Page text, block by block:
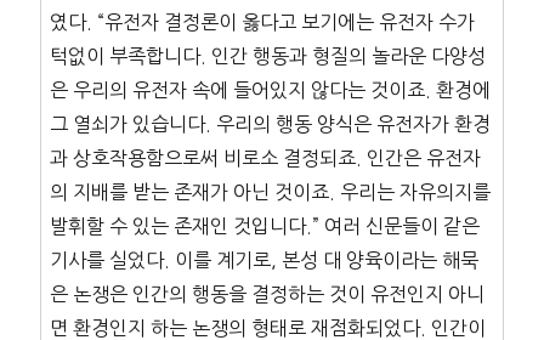
였다. “유전자 결정론이 옳다고 보기에는 유전자 수가
턱없이 부족합니다. 인간 행동과 형질의 놀라운 다양성
은 우리의 유전자 속에 들어있지 않다는 것이죠. 환경에
그 열쇠가 있습니다. 우리의 행동 양식은 유전자가 환경
과 상호작용함으로써 비로소 결정되죠. 인간은 유전자
의 지배를 받는 존재가 아닌 것이죠. 우리는 자유의지를
발휘할 수 있는 존재인 것입니다.” 여러 신문들이 같은
기사를 실었다. 이를 계기로, 본성 대 양육이라는 해묵
은 논쟁은 인간의 행동을 결정하는 것이 유전인지 아니
면 환경인지 하는 논쟁의 형태로 재점화되었다. 인간이